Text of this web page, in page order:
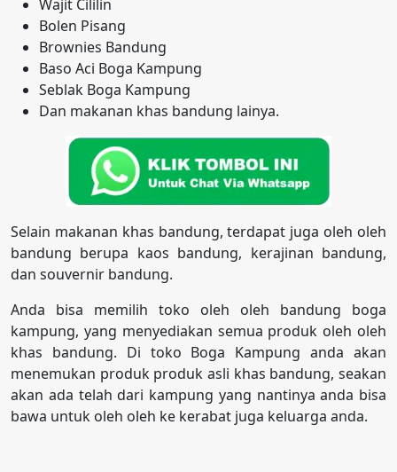
Wajit Cililin
Bolen Pisang
Brownies Bandung
Baso Aci Boga Kampung
Seblak Boga Kampung
Dan makanan khas bandung lainya.
Selain makanan khas bandung, terdapat juga oleh oleh
bandung berupa kaos bandung, kerajinan bandung,
dan souvernir bandung.
Anda bisa memilih toko oleh oleh bandung boga
kampung, yang menyediakan semua produk oleh oleh
khas bandung. Di toko Boga Kampung anda akan
menemukan produk produk asli khas bandung, seakan
akan ada telah dari kampung yang nantinya anda bisa
bawa untuk oleh oleh ke kerabat juga keluarga anda.